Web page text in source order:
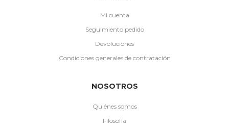
Mi cuenta
Seguimiento pedido
Devoluciones
Condiciones generales de contratación
NOSOTROS
Quiénes somos
Filosofía